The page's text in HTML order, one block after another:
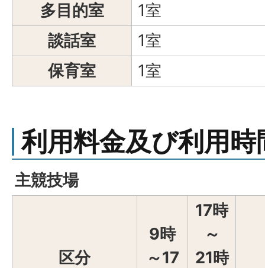
多目的室
1室
談話室
1室
保育室
1室
利用料金及び利用時
主競技場
区分
9時
～17
17時
～
21時